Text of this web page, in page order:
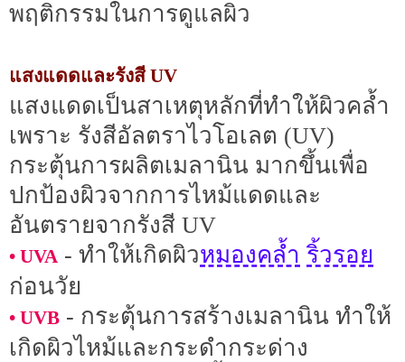
พฤติกรรมในการดูแลผิว
แสงแดดและรังสี UV
แสงแดดเป็นสาเหตุหลักที่ทำให้ผิวคล้ำ
เพราะ รังสีอัลตราไวโอเลต (UV)
กระตุ้นการผลิตเมลานิน มากขึ้นเพื่อ
ปกป้องผิวจากการไหม้แดดและ
อันตรายจากรังสี UV
• UVA - ทำให้เกิดผิวหมองคล้ำ ริ้วรอย
ก่อนวัย
• UVB - กระตุ้นการสร้างเมลานิน ทำให้
เกิดผิวไหม้และกระดำกระด่าง